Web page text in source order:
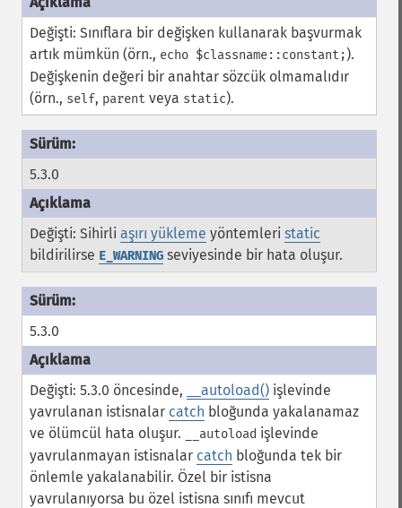
Değişti: Sınıflara bir değişken kullanarak başvurmak
artık mümkün (örn., echo $classname::constant;).
Değişkenin değeri bir anahtar sözcük olmamalıdır
(örn., self, parent veya static).
5.3.0
Değişti: Sihirli aşırı yükleme yöntemleri static
bildirilirse E_WARNING seviyesinde bir hata oluşur.
5.3.0
Değişti: 5.3.0 öncesinde, __autoload() işlevinde
yavrulanan istisnalar catch bloğunda yakalanamaz
ve ölümcül hata oluşur.
__autoload işlevinde
yavrulanmayan istisnalar catch bloğunda tek bir
önlemle yakalanabilir. Özel bir istisna
yavrulanıyorsa bu özel istisna sınıfı mevcut